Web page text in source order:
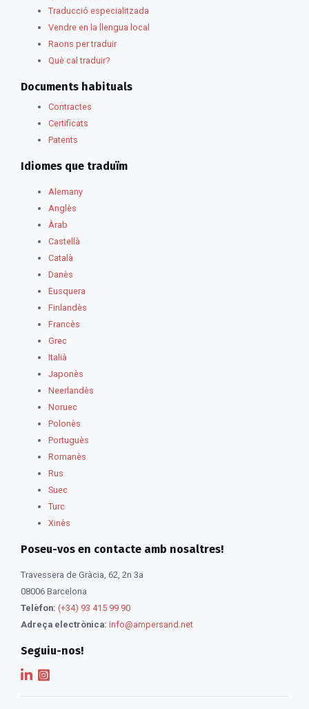
Traducció especialitzada
Vendre en la llengua local
Raons per traduir
Què cal traduir?
Documents habituals
Contractes
Certificats
Patents
Idiomes que traduïm
Alemany
Anglès
Àrab
Castellà
Català
Danès
Eusquera
Finlandès
Francès
Grec
Italià
Japonès
Neerlandès
Noruec
Polonès
Portuguès
Romanès
Rus
Suec
Turc
Xinès
Poseu-vos en contacte amb nosaltres!
Travessera de Gràcia, 62, 2n 3a
08006 Barcelona
Telèfon: (+34) 93 415 99 90
Adreça electrònica: info@ampersand.net
Seguiu-nos!